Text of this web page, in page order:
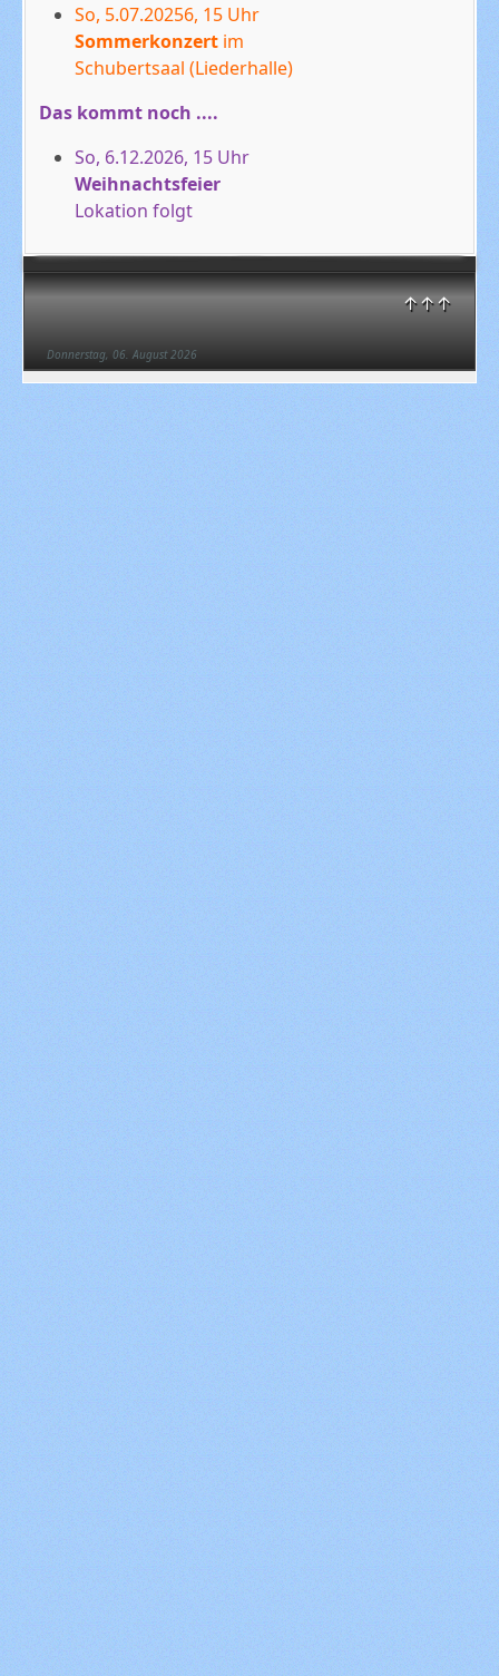
↑↑↑
Donnerstag, 06. August 2026
So, 5.07.20256, 15 Uhr
Sommerkonzert im
Schubertsaal (Liederhalle)
Das kommt noch ....
So, 6.12.2026, 15 Uhr
Weihnachtsfeier
Lokation folgt